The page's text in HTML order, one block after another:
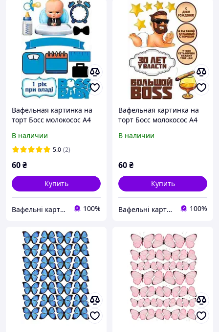
Вафельная картинка на
торт Босс молокосос А4
В наличии
5.0 (2)
60₴
Купить
Вафельні картинки 100%
Вафельная картинка на
торт Босс молокосос А4
В наличии
60₴
Купить
Вафельні картинки 100%